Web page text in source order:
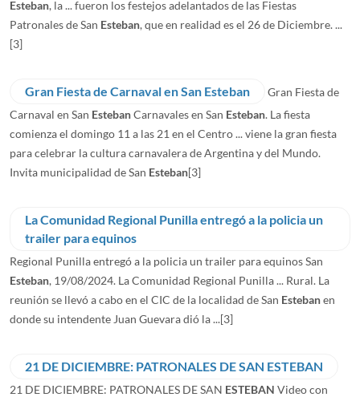
Esteban, la ... fueron los festejos adelantados de las Fiestas
Patronales de San Esteban, que en realidad es el 26 de Diciembre. ...
[3]
Gran Fiesta de Carnaval en San Esteban
Gran Fiesta de
Carnaval en San EstebanCarnavales en San Esteban. La fiesta
comienza el domingo 11 a las 21 en el Centro ... viene la gran fiesta
para celebrar la cultura carnavalera de Argentina y del Mundo.
Invita municipalidad de San Esteban[3]
La Comunidad Regional Punilla entregó a la policia un
trailer para equinos
Regional Punilla entregó a la policia un trailer para equinos San
Esteban, 19/08/2024. La Comunidad Regional Punilla ... Rural. La
reunión se llevó a cabo en el CIC de la localidad de San Estebanen
donde su intendente Juan Guevara dió la ...[3]
21 DE DICIEMBRE: PATRONALES DE SAN ESTEBAN
21 DE DICIEMBRE: PATRONALES DE SAN ESTEBAN Video con